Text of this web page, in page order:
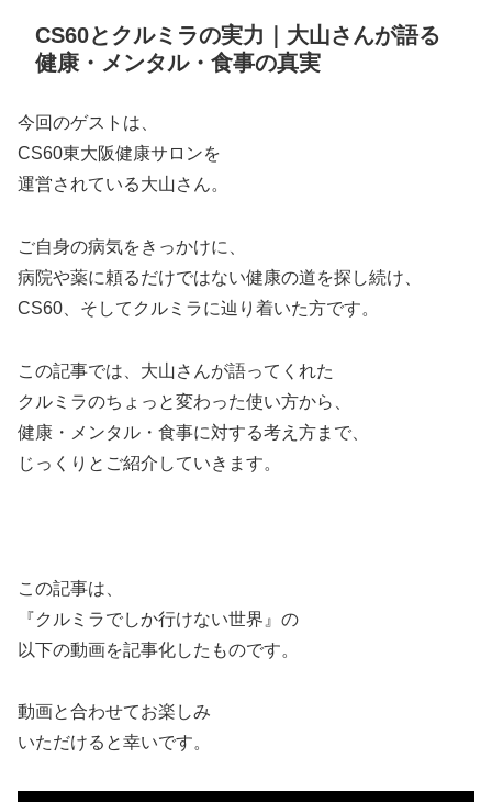
CS60とクルミラの実力｜大山さんが語る
健康・メンタル・食事の真実
今回のゲストは、
CS60東大阪健康サロンを
運営されている大山さん。
ご自身の病気をきっかけに、
病院や薬に頼るだけではない健康の道を探し続け、
CS60、そしてクルミラに辿り着いた方です。
この記事では、大山さんが語ってくれた
クルミラのちょっと変わった使い方から、
健康・メンタル・食事に対する考え方まで、
じっくりとご紹介していきます。
この記事は、
『クルミラでしか行けない世界』の
以下の動画を記事化したものです。
動画と合わせてお楽しみ
いただけると幸いです。